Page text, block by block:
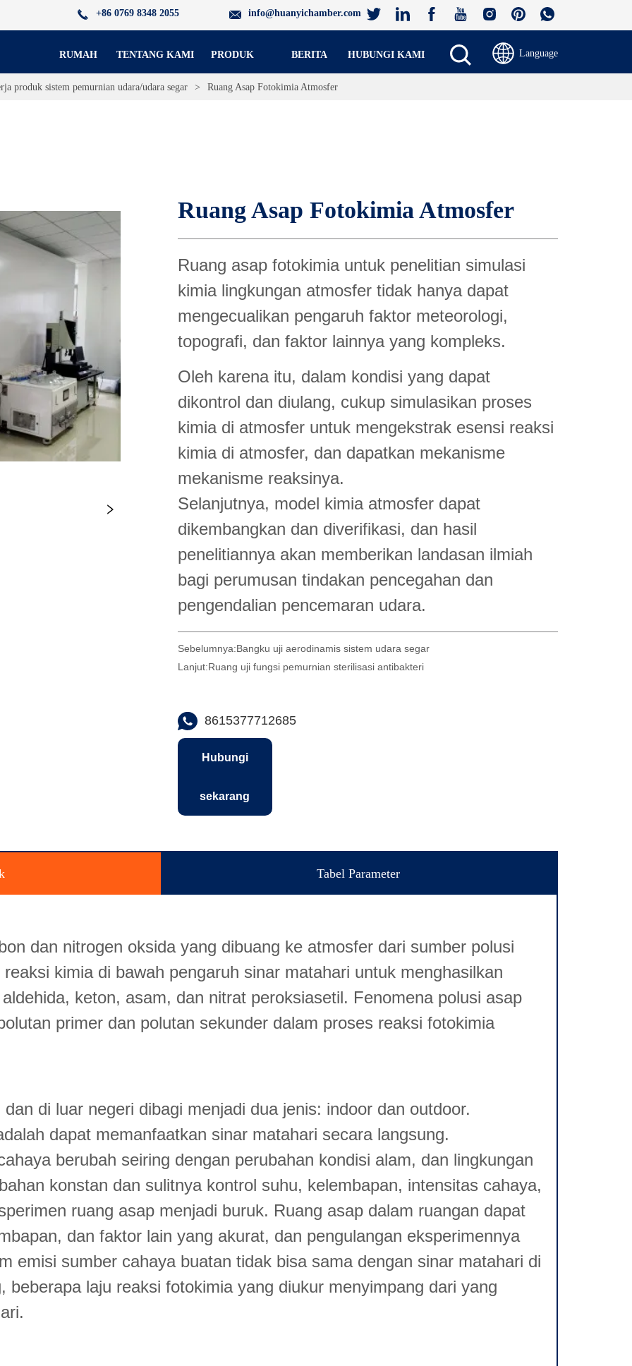
+86 0769 8348 2055 info@huanyichamber.com
RUMAH TENTANG KAMI PRODUK BERITA HUBUNGI KAMI Language
produk sistem pemurnian udara/udara segar > Ruang Asap Fotokimia Atmosfer
Ruang Asap Fotokimia Atmosfer
Sebelumnya:Bangku uji aerodinamis sistem udara segar
Lanjut:Ruang uji fungsi pemurnian sterilisasi antibakteri
8615377712685
Hubungi
sekarang
Tabel Parameter